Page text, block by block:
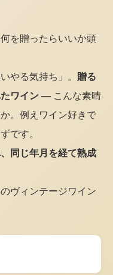
を贈ったらいいか頭
やる気持ち」。 贈る
ワイン — こんな素晴
。例えワイン好きで
です。
同じ年月を経て熟成
ヴィンテージワイン